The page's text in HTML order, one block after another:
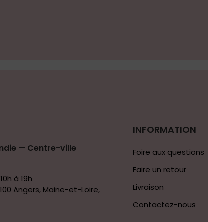
— Centre-ville
à 19h
Angers, Maine-et-Loire,
INFORMATION
Foire aux questions
Faire un retour
Livraison
Contactez-nous